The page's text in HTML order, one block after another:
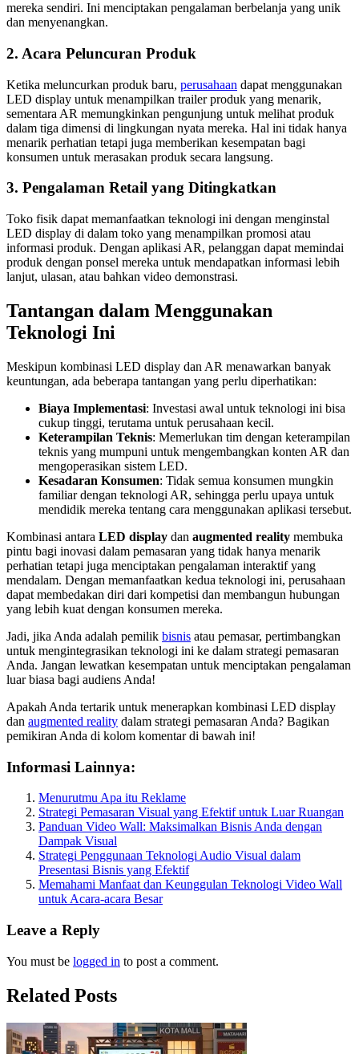
mereka sendiri. Ini menciptakan pengalaman berbelanja yang unik
dan menyenangkan.
2. Acara Peluncuran Produk
Ketika meluncurkan produk baru, perusahaan dapat menggunakan
LED display untuk menampilkan trailer produk yang menarik,
sementara AR memungkinkan pengunjung untuk melihat produk
dalam tiga dimensi di lingkungan nyata mereka. Hal ini tidak hanya
menarik perhatian tetapi juga memberikan kesempatan bagi
konsumen untuk merasakan produk secara langsung.
3. Pengalaman Retail yang Ditingkatkan
Toko fisik dapat memanfaatkan teknologi ini dengan menginstal
LED display di dalam toko yang menampilkan promosi atau
informasi produk. Dengan aplikasi AR, pelanggan dapat memindai
produk dengan ponsel mereka untuk mendapatkan informasi lebih
lanjut, ulasan, atau bahkan video demonstrasi.
Tantangan dalam Menggunakan
Teknologi Ini
Meskipun kombinasi LED display dan AR menawarkan banyak
keuntungan, ada beberapa tantangan yang perlu diperhatikan:
Biaya Implementasi: Investasi awal untuk teknologi ini bisa
cukup tinggi, terutama untuk perusahaan kecil.
Keterampilan Teknis: Memerlukan tim dengan keterampilan
teknis yang mumpuni untuk mengembangkan konten AR dan
mengoperasikan sistem LED.
Kesadaran Konsumen: Tidak semua konsumen mungkin
familiar dengan teknologi AR, sehingga perlu upaya untuk
mendidik mereka tentang cara menggunakan aplikasi tersebut.
Kombinasi antara LED display dan augmented reality membuka
pintu bagi inovasi dalam pemasaran yang tidak hanya menarik
perhatian tetapi juga menciptakan pengalaman interaktif yang
mendalam. Dengan memanfaatkan kedua teknologi ini, perusahaan
dapat membedakan diri dari kompetisi dan membangun hubungan
yang lebih kuat dengan konsumen mereka.
Jadi, jika Anda adalah pemilik bisnis atau pemasar, pertimbangkan
untuk mengintegrasikan teknologi ini ke dalam strategi pemasaran
Anda. Jangan lewatkan kesempatan untuk menciptakan pengalaman
luar biasa bagi audiens Anda!
Apakah Anda tertarik untuk menerapkan kombinasi LED display
dan augmented reality dalam strategi pemasaran Anda? Bagikan
pemikiran Anda di kolom komentar di bawah ini!
Informasi Lainnya:
Menurutmu Apa itu Reklame
Strategi Pemasaran Visual yang Efektif untuk Luar Ruangan
Panduan Video Wall: Maksimalkan Bisnis Anda dengan
Dampak Visual
Strategi Penggunaan Teknologi Audio Visual dalam
Presentasi Bisnis yang Efektif
Memahami Manfaat dan Keunggulan Teknologi Video Wall
untuk Acara-acara Besar
Leave a Reply
You must be logged in to post a comment.
Related Posts